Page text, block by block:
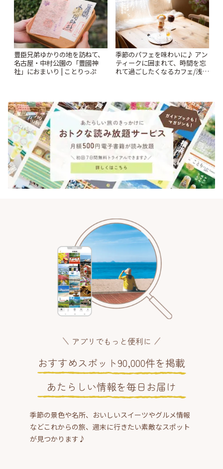
豊臣兄弟ゆかりの地を訪ねて、
名古屋・中村公園の「豊國神
社」におまいり | ことりっぷ
季節のパフェを味わいに♪ アン
ティークに囲まれて、時間を忘
れて過ごしたくなるカフェ/浅草
アプリでもっと便利に
おすすめスポット90,000件を掲載
あたらしい情報を毎日お届け
季節の景色や名所、おいしいスイーツやグルメ情報
などこれからの旅、週末に行きたい素敵なスポット
が見つかります♪